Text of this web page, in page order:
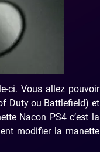
ci. Vous allez pouvoir
Duty ou Battlefield) et
Nacon PS4 c’est la
modifier la manette